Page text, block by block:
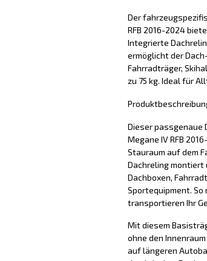
Der
RFB 2016-2024
Integrierte
ermöglicht der
Fahrradträger,
zu 75 kg. Ideal für
Dieser passgenaue
Megane IV RFB
Stauraum auf dem
Dachreling montiert
Dachboxen,
Sportequipment. So
transportieren Ihr
Mit diesem
ohne den
auf längeren